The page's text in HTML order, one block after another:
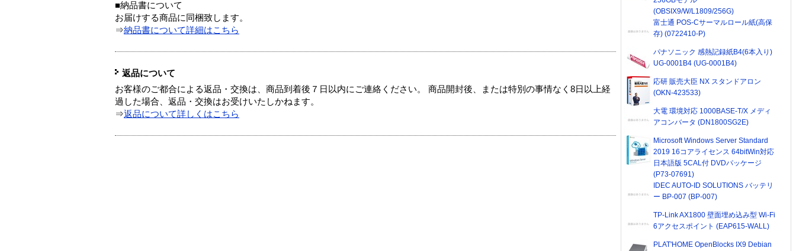
■納品書について
お届けする商品に同梱致します。
⇒納品書について詳細はこちら
返品について
お客様のご都合による返品・交換は、商品到着後７日以内にご連絡ください。 商品開封後、または特別の事情なく8日以上経
過した場合、返品・交換はお受けいたしかねます。
⇒返品について詳しくはこちら
(OBSIX9/W/L1809/256G)
富士通 POS-Cサーマルロール紙(高保
存) (0722410-P)
パナソニック 感熱記録紙B4(6本入り)
UG-0001B4 (UG-0001B4)
応研 販売大臣 NX スタンドアロン
(OKN-423533)
大電 環境対応 1000BASE-T/X メディ
アコンバータ (DN1800SG2E)
Microsoft Windows Server Standard
2019 16コアライセンス 64bitWin対応
日本語版 5CAL付 DVDパッケージ
(P73-07691)
IDEC AUTO-ID SOLUTIONS バッテリ
ー BP-007 (BP-007)
TP-Link AX1800 壁面埋め込み型 Wi-Fi
6アクセスポイント (EAP615-WALL)
PLAT'HOME OpenBlocks IX9 Debian